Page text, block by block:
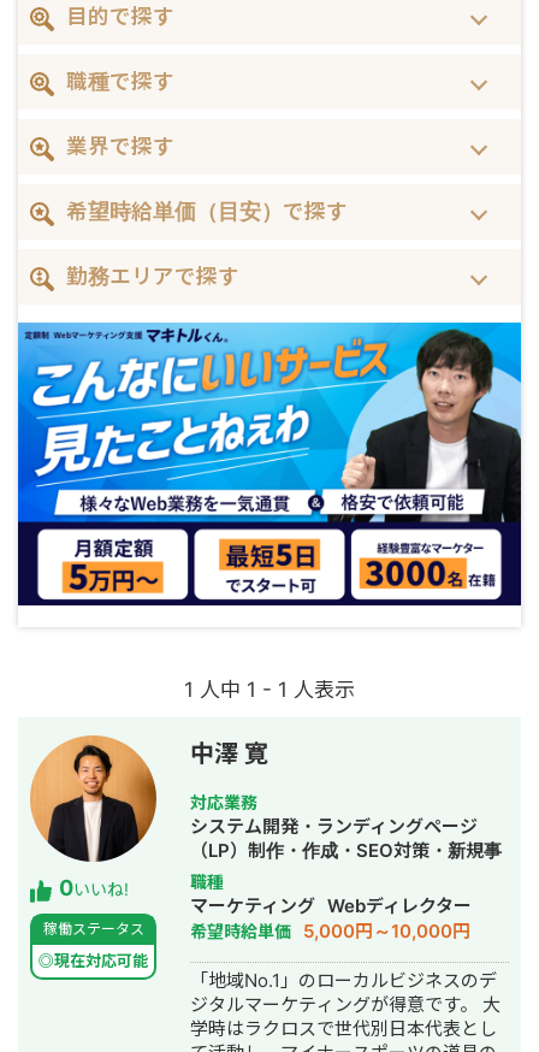
目的で探す
職種で探す
業界で探す
希望時給単価（目安）で探す
勤務エリアで探す
1 人中 1 - 1 人表示
0いいね!
稼働ステータス
◎現在対応可能
中澤 寛
対応業務
システム開発・ランディングページ
（LP）制作・作成・SEO対策・新規事
業立上・ホームページ制作・作成・リ
スティング広告運用代行・オウンドメ
ディア制作・構築・運用代行
職種
マーケティング Webディレクター
希望時給単価 5,000円～10,000円
「地域No.1」のローカルビジネスのデ
ジタルマーケティングが得意です。 大
学時はラクロスで世代別日本代表とし